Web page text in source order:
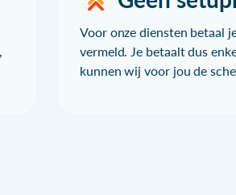
Voor onze diensten betaal
vermeld. Je betaalt dus
kunnen wij voor jou de